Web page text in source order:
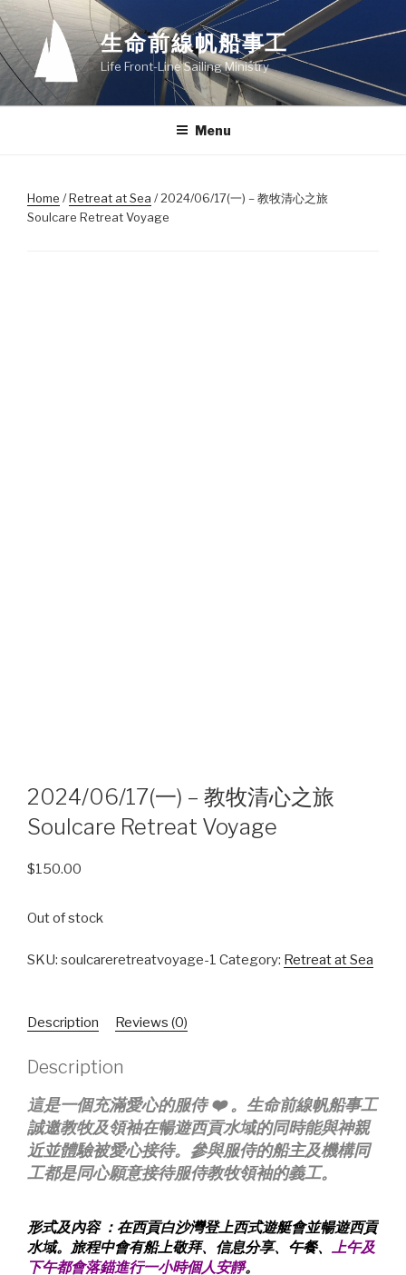
Skip
to
content
生命前線帆船事工
Life Front-Line Sailing Ministry
Menu
Home /Retreat at Sea / 2024/06/17(一) – 教牧清心之旅
Soulcare Retreat Voyage
2024/06/17(一) – 教牧清心之旅
Soulcare Retreat Voyage
$150.00
Out of stock
SKU: soulcareretreatvoyage-1 Category: Retreat at Sea
Description Reviews (0)
Description
這是一個充滿愛心的服侍 ❤️ 。生命前線帆船事工
誠邀教牧及領袖在暢遊西貢水域的同時能與神親
近並體驗被愛心接待。參與服侍的船主及機構同
工都是同心願意接待服侍教牧領袖的義工。
形式及內容 ：在西貢白沙灣登上西式遊艇會並暢遊西貢
水域。旅程中會有船上敬拜、信息分享、午餐、 上午及
下午都會落錨進行一小時個人安靜。